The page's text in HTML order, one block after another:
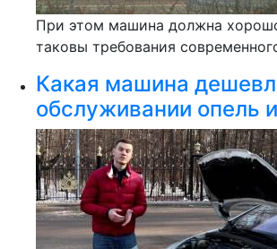
При этом машина должна
таковы требования
Какая машина
обслуживании опель